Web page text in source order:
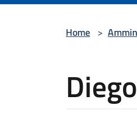
Home >